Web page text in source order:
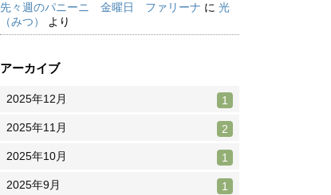
先々週のパニーニ 金曜日 ファリーナ に 光
（みつ）
より
アーカイブ
2025年12月 1
2025年11月 2
2025年10月 1
2025年9月 1